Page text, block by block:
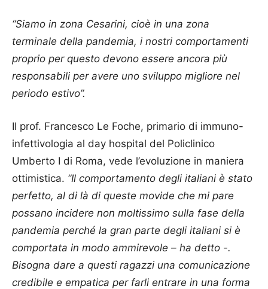
“Siamo in zona Cesarini, cioè in una zona
terminale della pandemia, i nostri comportamenti
proprio per questo devono essere ancora più
responsabili per avere uno sviluppo migliore nel
periodo estivo”.
Il prof. Francesco Le Foche, primario di immuno-
infettivologia al day hospital del Policlinico
Umberto I di Roma, vede l’evoluzione in maniera
ottimistica. “Il comportamento degli italiani è stato
perfetto, al di là di queste movide che mi pare
possano incidere non moltissimo sulla fase della
pandemia perché la gran parte degli italiani si è
comportata in modo ammirevole – ha detto -.
Bisogna dare a questi ragazzi una comunicazione
credibile e empatica per farli entrare in una forma